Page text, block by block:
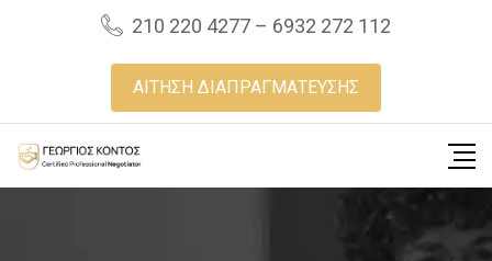
210 220 4277 – 6932 272 112
ΑΙΤΗΣΗ ΔΙΑΠΡΑΓΜΑΤΕΥΣΗΣ